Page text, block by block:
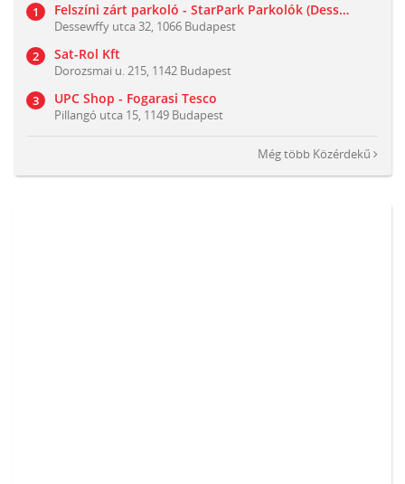
Felszíni zárt parkoló - StarPark Parkolók (Dessewffy utca 32)
Dessewffy utca 32, 1066 Budapest
Sat-Rol Kft
Dorozsmai u. 215, 1142 Budapest
UPC Shop - Fogarasi Tesco
Pillangó utca 15, 1149 Budapest
Még több Közérdekű